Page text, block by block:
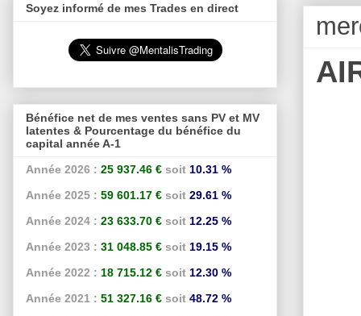
Soyez informé de mes Trades en direct
Bénéfice net de mes ventes sans PV et MV
latentes & Pourcentage du bénéfice du
capital année A-1
Année 2026 : 25 937.46 € soit 10.31 %
Année 2025 : 59 601.17 € soit 29.61 %
Année 2024 : 23 633.70 € soit 12.25 %
Année 2023 : 31 048.85 € soit 19.15 %
Année 2022 : 18 715.12 € soit 12.30 %
Année 2021 : 51 327.16 € soit 48.72 %